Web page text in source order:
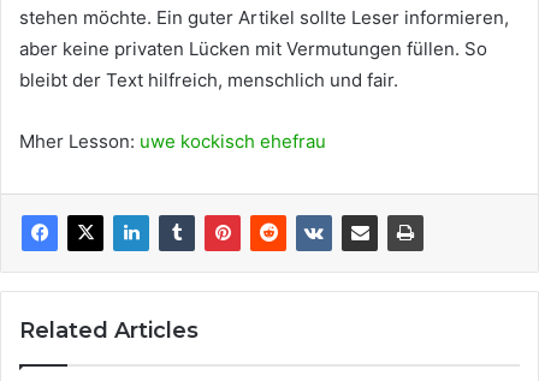
stehen möchte. Ein guter Artikel sollte Leser informieren,
aber keine privaten Lücken mit Vermutungen füllen. So
bleibt der Text hilfreich, menschlich und fair.
Mher Lesson: uwe kockisch ehefrau
Related Articles